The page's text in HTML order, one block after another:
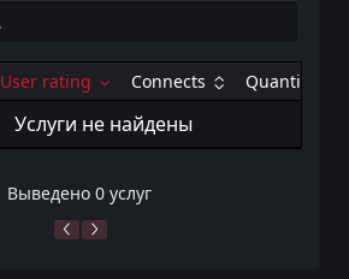
User rating Connects Quantity
Услуги не найдены
Выведено 0 услуг